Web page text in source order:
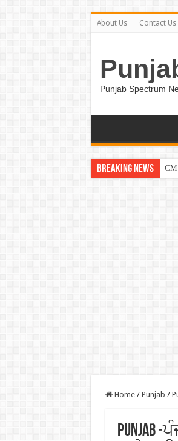
About Us Contact Us
Punjab Spectrum
Breaking News CM
Home / Punjab /
Punjab